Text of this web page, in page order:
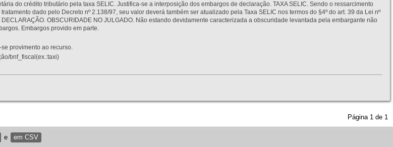
do crédito tributário pela taxa SELIC. Justifica-se a interposição dos embargos de declaração. TAXA SELIC. Sendo o ressarcimento
dado pelo Decreto nº 2.138/97, seu valor deverá também ser atualizado pela Taxa SELIC nos termos do §4º do art. 39 da Lei nº
OBSCURIDADE NO JULGADO. Não estando devidamente caracterizada a obscuridade levantada pela embargante não
Embargos provido em parte.
provimento ao recurso.
bnf_fiscal(ex.:taxi)
Página 1 de 1
e em CSV